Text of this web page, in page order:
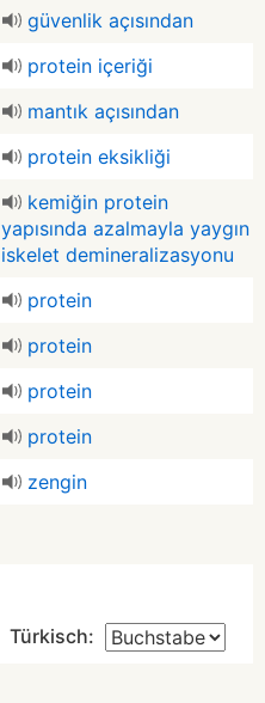
güvenlik açısından
protein içeriği
mantık açısından
protein eksikliği
kemiğin protein
yapısında azalmayla yaygın
iskelet demineralizasyonu
protein
protein
protein
protein
zengin
Türkisch: